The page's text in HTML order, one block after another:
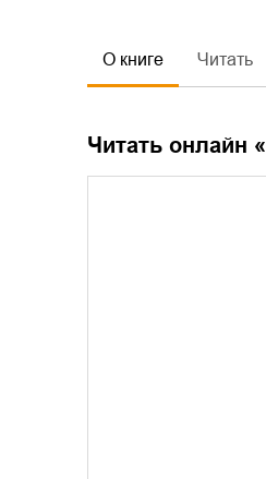
О книге Читать
Читать онлайн «